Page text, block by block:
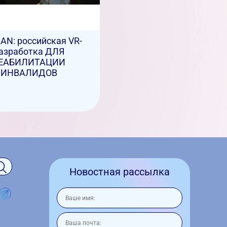
российская VR-
ДЛЯ
ИНВАЛИДОВ
Новостная рассылка